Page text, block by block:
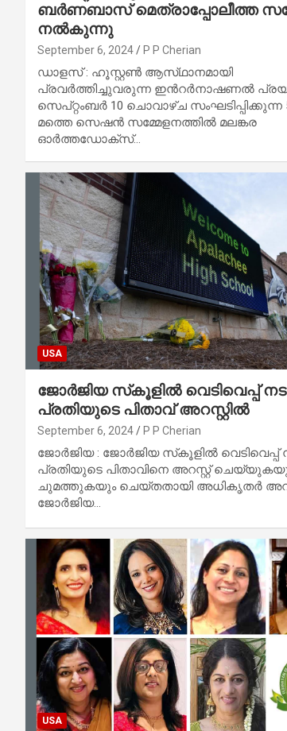
ബർണബാസ് മെത്രാപ്പോലീത്ത
നല്‍കുന്നു
September 6, 2024 P P Cherian
ഡാളസ് : ഹൂസ്റ്റണ്‍ ആസ്‌ഥാനമായി
പ്രവർത്തിച്ചുവരുന്ന ഇന്‍റർനാഷണൽ
സെപ്റ്റംബർ 10 ചൊവാഴ്ച സംഘടിപ്പിക്കുന്ന
മത്തെ സെഷൻ സമ്മേളനത്തില്‍ മലങ്കര
ഓർത്തഡോക്സ്…
USA
ജോർജിയ സ്‌കൂളിൽ വെടിവെപ്പ്
പ്രതിയുടെ പിതാവ് അറസ്റ്റിൽ
September 6, 2024 P P Cherian
ജോർജിയ : ജോർജിയ സ്‌കൂളിൽ വെടിവെപ്പ്
പ്രതിയുടെ പിതാവിനെ അറസ്റ്റ്
ചുമത്തുകയും ചെയ്തതായി അധികൃതർ
ജോർജിയ…
USA